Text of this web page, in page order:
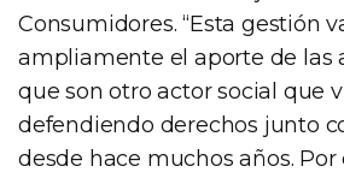
Consumidores. “Esta gestión
ampliamente el aporte de las
que son otro actor social que
defendiendo derechos junto
desde hace muchos años.